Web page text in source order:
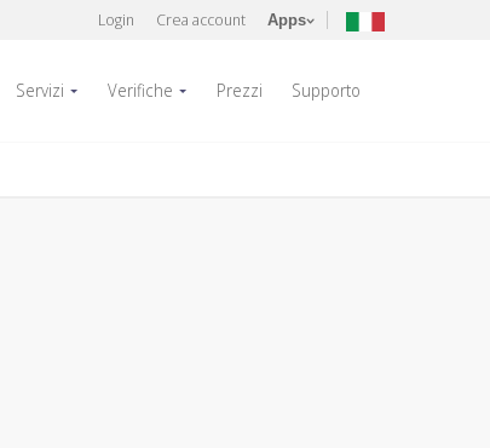
Login Crea account Apps
Servizi Verifiche Prezzi Supporto